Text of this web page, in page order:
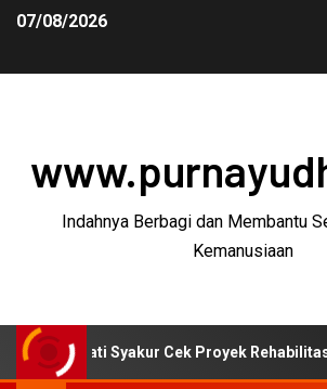
07/08/2026
Indahnya Berbagi dan Membantu
Kemanusiaan
Cek Proyek Rehabilitasi Jalan